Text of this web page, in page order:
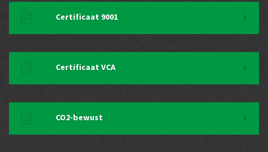
Certificaat 9001
Certificaat VCA
CO2-bewust